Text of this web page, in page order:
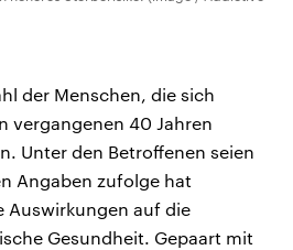
der Menschen, die sich
vergangenen 40 Jahren
Unter den Betroffenen seien
Angaben zufolge hat
Auswirkungen auf die
Gesundheit. Gepaart mit